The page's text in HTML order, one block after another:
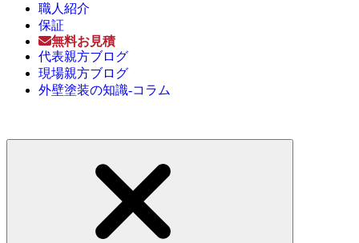
職人紹介
保証
無料お見積
代表親方ブログ
現場親方ブログ
外壁塗装の知識-コラム